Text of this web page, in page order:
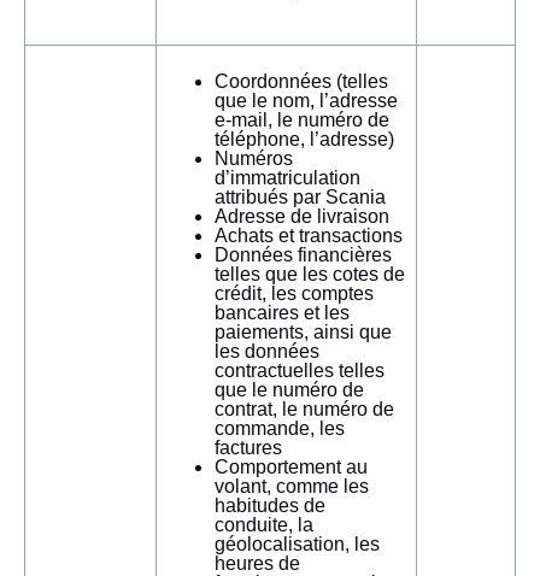
Coordonnées (telles
que le nom, l’adresse
e-mail, le numéro de
téléphone, l’adresse)
Numéros
d’immatriculation
attribués par Scania
Adresse de livraison
Achats et transactions
Données financières
telles que les cotes de
crédit, les comptes
bancaires et les
paiements, ainsi que
les données
contractuelles telles
que le numéro de
contrat, le numéro de
commande, les
factures
Comportement au
volant, comme les
habitudes de
conduite, la
géolocalisation, les
heures de